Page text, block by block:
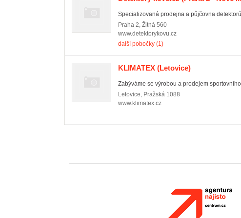
Specializovaná prodejna a půjčovna
Praha 2, Žitná 560
www.detektorykovu.cz
další pobočky (1)
KLIMATEX (Letovice)
Zabýváme se výrobou a prodejem
Letovice, Pražská 1088
www.klimatex.cz